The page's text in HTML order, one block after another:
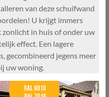
van deze schuifwand
U krijgt immers
in huis of onder uw
effect. Een lagere
gecombineerd jegens meer
uw woning.